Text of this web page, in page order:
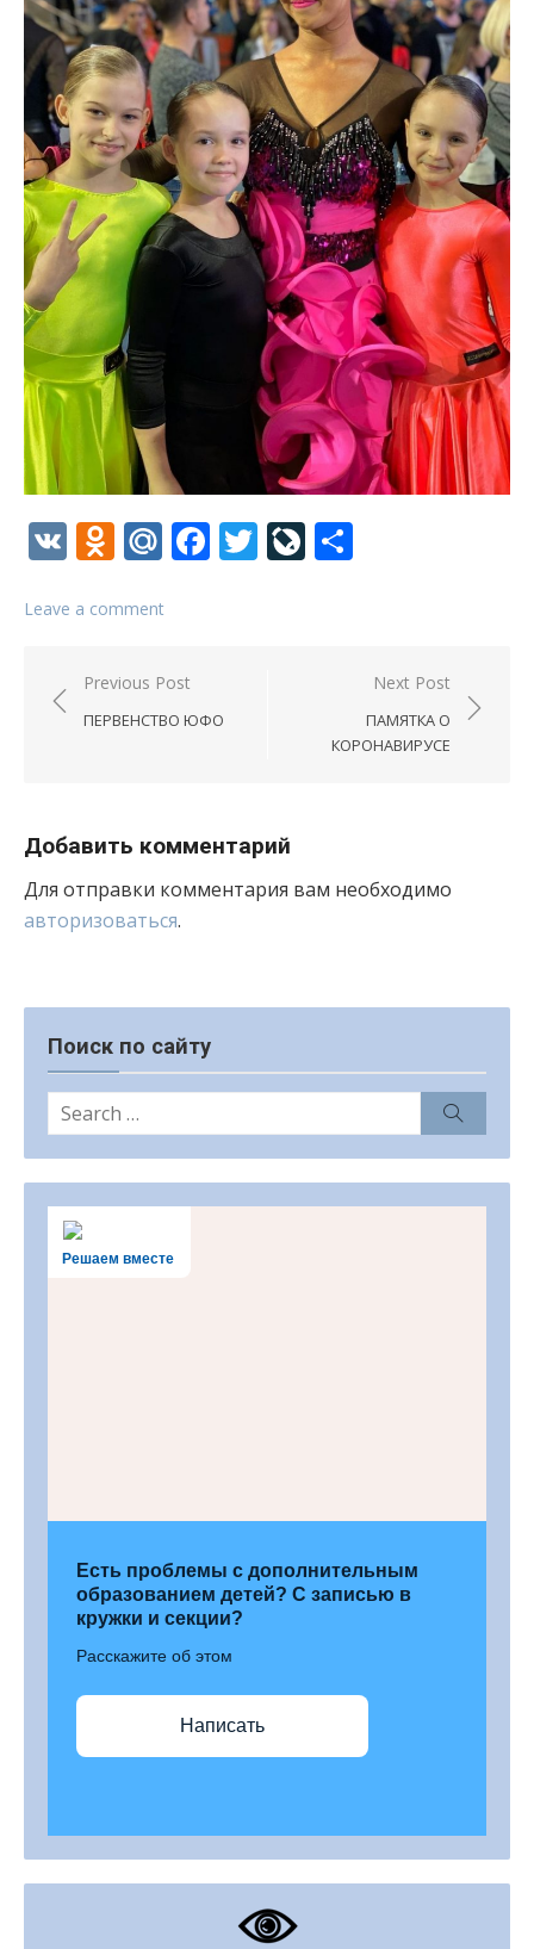
VK Odnoklassniki
Mail.Ru
Facebook
TwitterLiveJournal
Leave a comment
Навигация
по
Previous Post
ПЕРВЕНСТВО ЮФО
Next Post
ПАМЯТКА О
КОРОНАВИРУСЕ
Добавить комментарий
Для отправки комментария вам необходимо
авторизоваться.
Поиск по сайту
Search
for:
Решаем вместе
Есть проблемы с дополнительным
образованием детей? С записью в
кружки и секции?
Расскажите об этом
Написать